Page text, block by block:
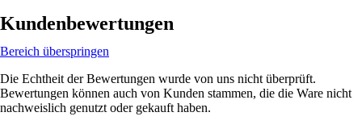
Kundenbewertungen
Bereich überspringen
Die Echtheit der Bewertungen wurde von uns nicht überprüft.
Bewertungen können auch von Kunden stammen, die die Ware nicht
nachweislich genutzt oder gekauft haben.